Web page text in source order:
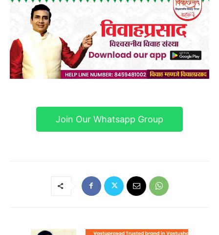
Join Our Whatsapp Group